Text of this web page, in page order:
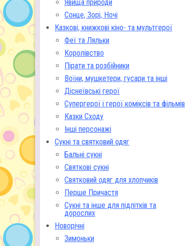
Явища природи
Сонце, Зорі, Ночі
Казкові, книжкові кіно- та мультгерої
Феї та Ляльки
Королівство
Пірати та розбійники
Воїни, мушкетери, гусари та інші
Діснеївські герої
Супергерої і герої коміксів та фільмів
Казки Сходу
Інші персонажі
Сукні та святковий одяг
Бальні сукні
Святкові сукні
Святковий одяг для хлопчиків
Перше Причастя
Сукні та інше для підлітків та
дорослих
Новорічні
Зимоньки